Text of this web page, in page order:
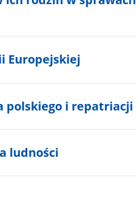
Europejskiej
polskiego i repatriacji
ludności